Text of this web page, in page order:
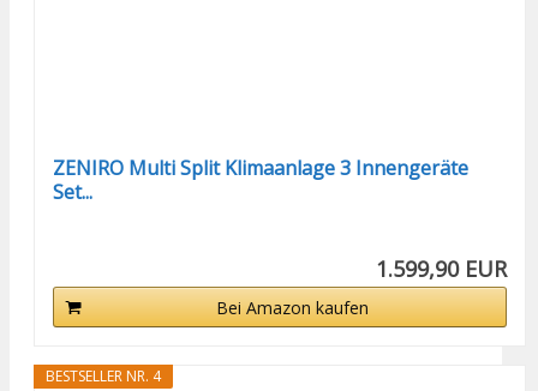
ZENIRO Multi Split Klimaanlage 3 Innengeräte
Set...
1.599,90 EUR
Bei Amazon kaufen
BESTSELLER NR. 4